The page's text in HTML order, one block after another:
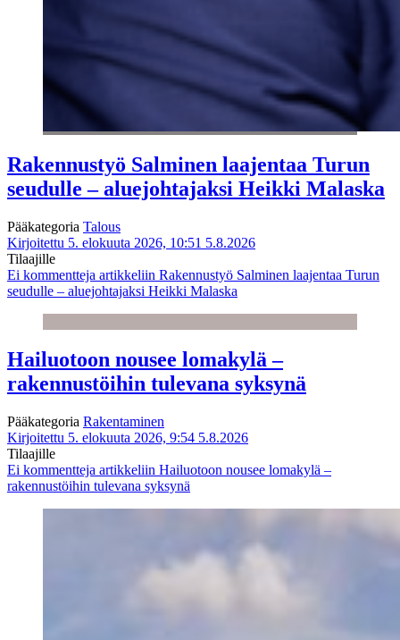
Rakennustyö Salminen laajentaa Turun
seudulle – aluejohtajaksi Heikki Malaska
Pääkategoria Talous
Kirjoitettu 5. elokuuta 2026, 10:51 5.8.2026
Tilaajille
Ei kommentteja artikkeliin Rakennustyö Salminen laajentaa Turun
seudulle – aluejohtajaksi Heikki Malaska
Hailuotoon nousee lomakylä –
rakennustöihin tulevana syksynä
Pääkategoria Rakentaminen
Kirjoitettu 5. elokuuta 2026, 9:54 5.8.2026
Tilaajille
Ei kommentteja artikkeliin Hailuotoon nousee lomakylä –
rakennustöihin tulevana syksynä